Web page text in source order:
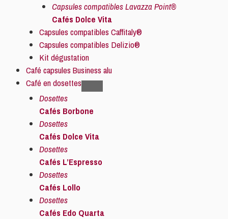
Capsules compatibles Lavazza Point®
Cafés Dolce Vita
Capsules compatibles Caffitaly®
Capsules compatibles Delizio®
Kit dégustation
Café capsules Business alu
Café en dosettes
Dosettes
Cafés Borbone
Dosettes
Cafés Dolce Vita
Dosettes
Cafés L’Espresso
Dosettes
Cafés Lollo
Dosettes
Cafés Edo Quarta